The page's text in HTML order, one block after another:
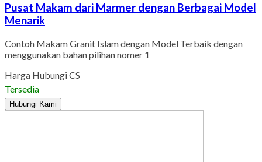
Pusat Makam dari Marmer dengan Berbagai Model
Menarik
Contoh Makam Granit Islam dengan Model Terbaik dengan
menggunakan bahan pilihan nomer 1
Harga Hubungi CS
Tersedia
Hubungi Kami